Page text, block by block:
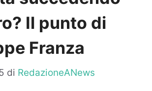
Il punto di
Franza
di RedazioneANews